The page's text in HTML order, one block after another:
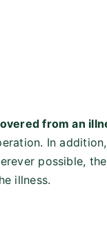
from an
In
possible,
illness.